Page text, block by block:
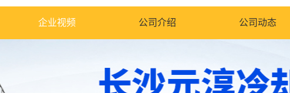
企业视频 公司介绍 公司动态